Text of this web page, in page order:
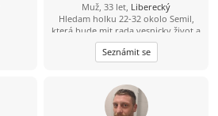
Muž, 33 let, Liberecký
Hledam holku 22-32 okolo Semil,
která bude mit rada vesnicky život a
zaroven mezinarodni (jazyky, atd)
upřijmná, loajalni a bezdětna ktery
bude chtit časem založit rodinu.
moře a pomerne vsechno co život
nabizí.
Seznámit se